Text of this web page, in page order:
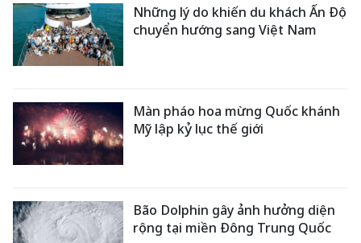
Những lý do khiến du khách Ấn Độ
chuyển hướng sang Việt Nam
Màn pháo hoa mừng Quốc khánh
Mỹ lập kỷ lục thế giới
Bão Dolphin gây ảnh hưởng diện
rộng tại miền Đông Trung Quốc